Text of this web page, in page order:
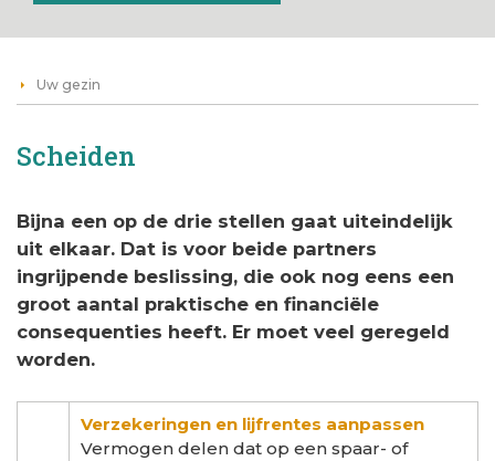
Uw gezin
Scheiden
Bijna een op de drie stellen gaat uiteindelijk
uit elkaar. Dat is voor beide partners
ingrijpende beslissing, die ook nog eens een
groot aantal praktische en financiële
consequenties heeft. Er moet veel geregeld
worden.
Verzekeringen en lijfrentes aanpassen
Vermogen delen dat op een spaar- of